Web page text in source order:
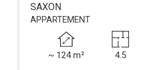
SAXON
APPARTEMENT
~ 124 m² 4.5